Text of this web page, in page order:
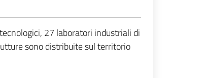
27 laboratori industriali di
sono distribuite sul territorio